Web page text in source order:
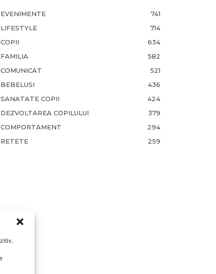
EVENIMENTE
741
LIFESTYLE
714
COPII
634
FAMILIA
582
COMUNICAT
521
BEBELUSI
436
SANATATE COPII
424
DEZVOLTAREA COPILULUI
379
COMPORTAMENT
294
RETETE
259